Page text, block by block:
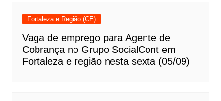
Fortaleza e Região (CE)
Vaga de emprego para Agente de
Cobrança no Grupo SocialCont em
Fortaleza e região nesta sexta (05/09)